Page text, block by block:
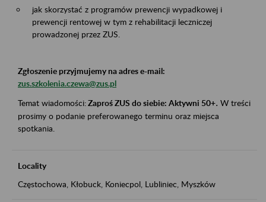
jak skorzystać z programów prewencji wypadkowej i
prewencji rentowej w tym z rehabilitacji leczniczej
prowadzonej przez ZUS.
Zgłoszenie przyjmujemy na adres e-mail:
zus.szkolenia.czewa@zus.pl
Temat wiadomości:Zaproś ZUS do siebie: Aktywni 50+. W treści
prosimy o podanie preferowanego terminu oraz miejsca
spotkania.
Locality
Częstochowa, Kłobuck, Koniecpol, Lubliniec, Myszków